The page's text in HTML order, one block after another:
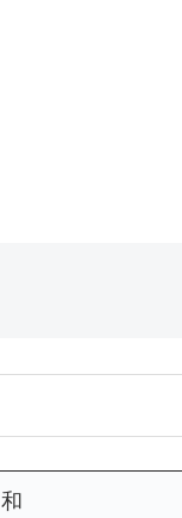
和